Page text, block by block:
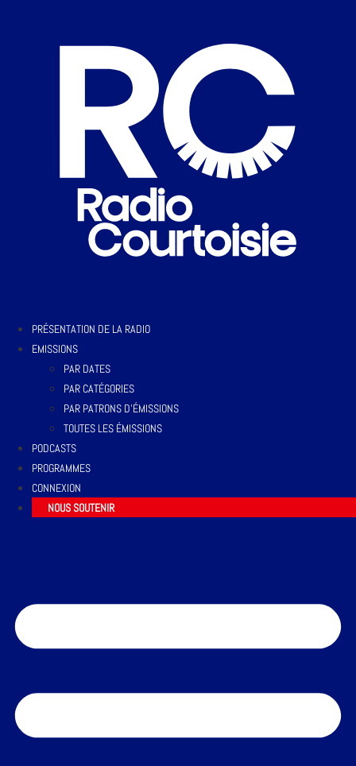
PRÉSENTATION DE LA RADIO
EMISSIONS
PAR DATES
PAR CATÉGORIES
PAR PATRONS D’ÉMISSIONS
TOUTES LES ÉMISSIONS
PODCASTS
PROGRAMMES
CONNEXION
NOUS SOUTENIR